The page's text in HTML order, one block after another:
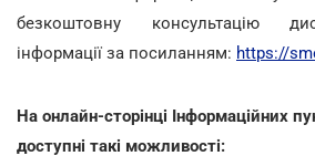
безкоштовну консультацію
інформації за посиланням: https://
На онлайн-сторінці Інформаційних
доступні такі можливості: